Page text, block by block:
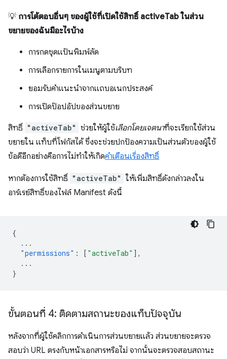
💡 การโต้ตอบอื่นๆ ของผู้ใช้ที่เปิดใช้สิทธิ์ activeTab ในส่วน
ขยายของฉันมีอะไรบ้าง
การกดชุดแป้นพิมพ์ลัด
การเลือกรายการในเมนูตามบริบท
ยอมรับคำแนะนำจากแถบอเนกประสงค์
การเปิดป๊อปอัปของส่วนขยาย
สิทธิ์ "activeTab" ช่วยให้ผู้ใช้เลือกโดยเจตนาที่จะเรียกใช้ส่วน
ขยายใน แท็บที่โฟกัสได้ ซึ่งจะช่วยปกป้องความเป็นส่วนตัวของผู้ใช้
ข้อดีอีกอย่างคือการไม่ทำให้เกิดคำเตือนเรื่องสิทธิ์
หากต้องการใช้สิทธิ์ "activeTab" ให้เพิ่มสิทธิ์ดังกล่าวลงใน
อาร์เรย์สิทธิ์ของไฟล์ Manifest ดังนี้
{
...
"permissions" : [ "activeTab" ],
...
}
ขั้นตอนที่ 4: ติดตามสถานะของแท็บปัจจุบัน
หลังจากที่ผู้ใช้คลิกการดำเนินการส่วนขยายแล้ว ส่วนขยายจะตรวจ
สอบว่า URL ตรงกับหน้าเอกสารหรือไม่ จากนั้นจะตรวจสอบสถานะ